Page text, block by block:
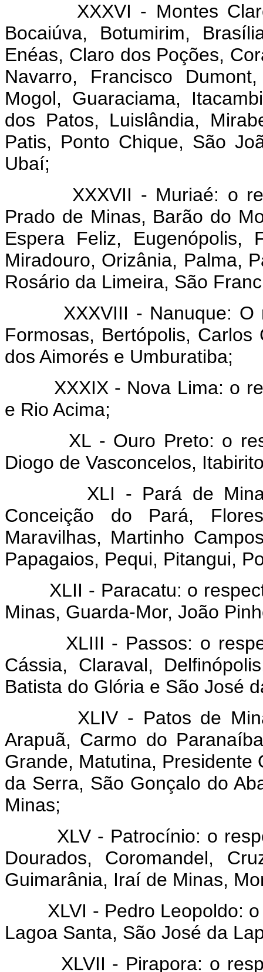
XXXVI - Montes
Bocaiúva, Botumirim,
Enéas, Claro dos Poções,
Navarro, Francisco
Mogol, Guaraciama,
dos Patos, Luislândia,
Patis, Ponto Chique, São
Ubaí;
XXXVII - Muriaé: o
Prado de Minas, Barão do
Espera Feliz, Eugenópolis,
Miradouro, Orizânia, Palma,
Rosário da Limeira, São
XXXVIII - Nanuque: O
Formosas, Bertópolis,
dos Aimorés e Umburatiba;
XXXIX - Nova Lima: o
e Rio Acima;
XL - Ouro Preto: o
Diogo de Vasconcelos,
XLI - Pará de Minas:
Conceição do Pará,
Maravilhas, Martinho
Papagaios, Pequi, Pitangui,
XLII - Paracatu: o
Minas, Guarda-Mor, João
XLIII - Passos: o
Cássia, Claraval,
Batista do Glória e São José
XLIV - Patos de Minas:
Arapuã, Carmo do
Grande, Matutina, Presidente
da Serra, São Gonçalo do
Minas;
XLV - Patrocínio: o
Dourados, Coromandel,
Guimarânia, Iraí de Minas,
XLVI - Pedro Leopoldo: o
Lagoa Santa, São José da
XLVII - Pirapora: o